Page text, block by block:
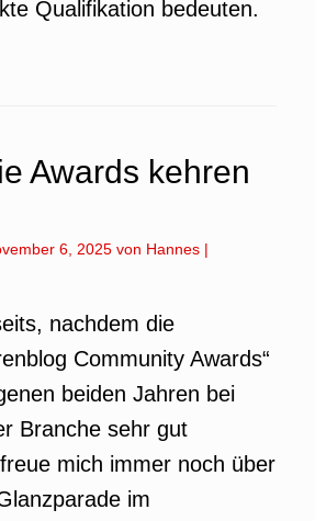
Qualifikation bedeuten.
Awards kehren
6, 2025 von Hannes |
nachdem die
Community Awards“
beiden Jahren bei
Branche sehr gut
mich immer noch über
im